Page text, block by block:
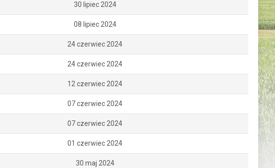
30 lipiec 2024
08 lipiec 2024
24 czerwiec 2024
24 czerwiec 2024
12 czerwiec 2024
07 czerwiec 2024
07 czerwiec 2024
01 czerwiec 2024
30 maj 2024